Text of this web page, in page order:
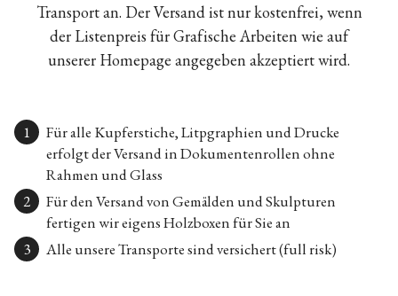
Transport an. Der Versand ist nur kostenfrei, wenn
der Listenpreis für Grafische Arbeiten wie auf
unserer Homepage angegeben akzeptiert wird.
Für alle Kupferstiche, Litpgraphien und Drucke
erfolgt der Versand in Dokumentenrollen ohne
Rahmen und Glass
Für den Versand von Gemälden und Skulpturen
fertigen wir eigens Holzboxen für Sie an
Alle unsere Transporte sind versichert (full risk)